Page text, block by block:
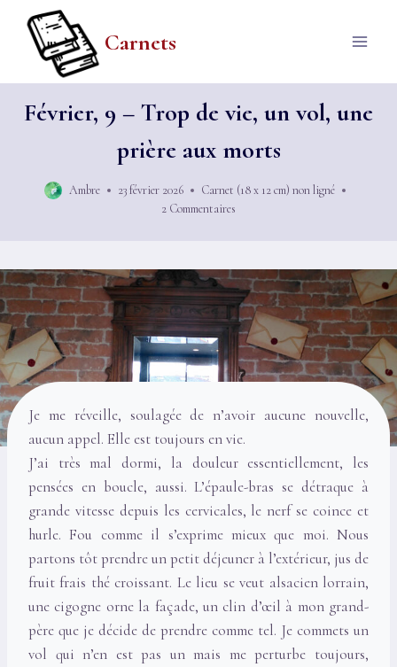
contenu
Carnets
Février, 9 – Trop de vie, un vol, une
prière aux morts
Ambre 23 février 2026
Carnet (18 x 12 cm) non ligné
2 Commentaires
Je me réveille, soulagée de n’avoir aucune nouvelle,
aucun appel. Elle est toujours en vie.
J’ai très mal dormi, la douleur essentiellement, les
pensées en boucle, aussi. L’épaule-bras se détraque à
grande vitesse depuis les cervicales, le nerf se coince et
hurle. Fou comme il s’exprime mieux que moi. Nous
partons tôt prendre un petit déjeuner à l’extérieur, jus de
fruit frais thé croissant. Le lieu se veut alsacien lorrain,
une cigogne orne la façade, un clin d’œil à mon grand-
père que je décide de prendre comme tel. Je commets un
vol qui n’en est pas un mais me perturbe toujours,